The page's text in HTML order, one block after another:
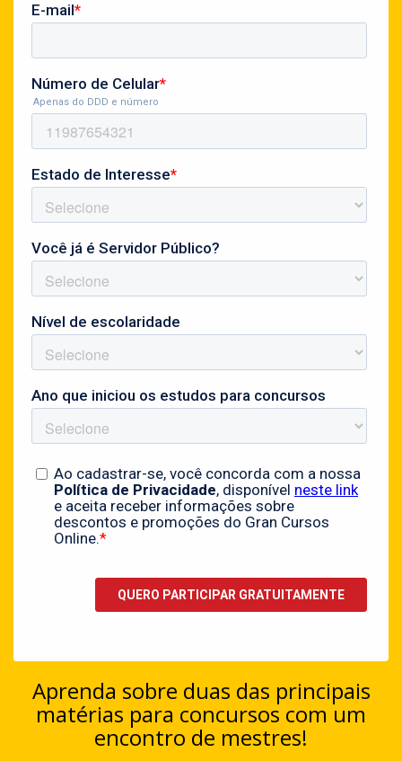
Aprenda sobre duas das principais
matérias para concursos com um
encontro de mestres!